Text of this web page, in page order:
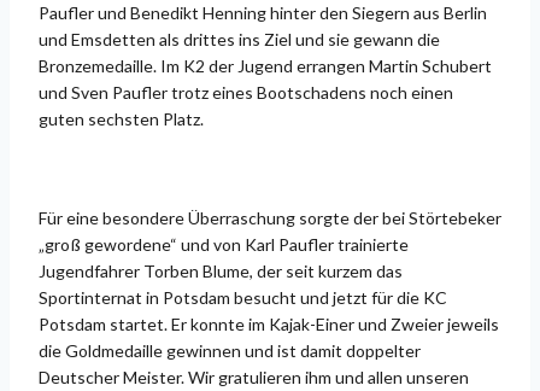
Paufler und Benedikt Henning hinter den Siegern aus Berlin
und Emsdetten als drittes ins Ziel und sie gewann die
Bronzemedaille. Im K2 der Jugend errangen Martin Schubert
und Sven Paufler trotz eines Bootschadens noch einen
guten sechsten Platz.
Für eine besondere Überraschung sorgte der bei Störtebeker
„groß gewordene“ und von Karl Paufler trainierte
Jugendfahrer Torben Blume, der seit kurzem das
Sportinternat in Potsdam besucht und jetzt für die KC
Potsdam startet. Er konnte im Kajak-Einer und Zweier jeweils
die Goldmedaille gewinnen und ist damit doppelter
Deutscher Meister. Wir gratulieren ihm und allen unseren